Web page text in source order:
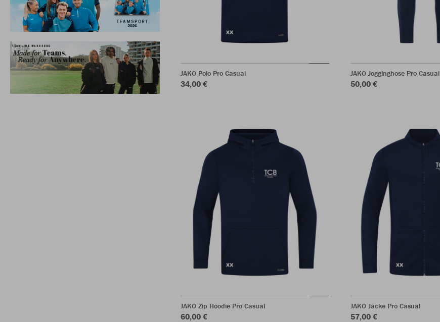
JAKO Polo Pro Casual
34,00 €
JAKO Jogginghose Pro Casual
50,00 €
JAKO Zip Hoodie Pro Casual
60,00 €
JAKO Jacke Pro Casual
57,00 €